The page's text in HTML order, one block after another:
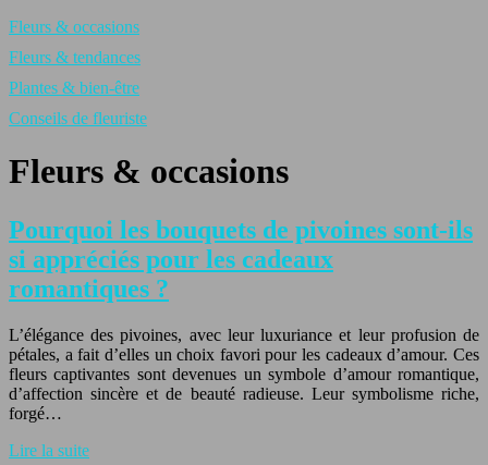
Fleurs & occasions
Fleurs & tendances
Plantes & bien-être
Conseils de fleuriste
Fleurs & occasions
Pourquoi les bouquets de pivoines sont-ils
si appréciés pour les cadeaux
romantiques ?
L’élégance des pivoines, avec leur luxuriance et leur profusion de
pétales, a fait d’elles un choix favori pour les cadeaux d’amour. Ces
fleurs captivantes sont devenues un symbole d’amour romantique,
d’affection sincère et de beauté radieuse. Leur symbolisme riche,
forgé…
Lire la suite